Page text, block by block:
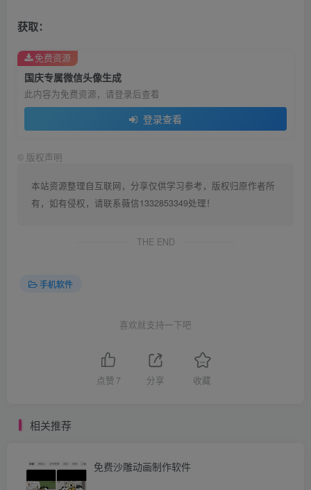
获取：
国庆专属微信头像生成
此内容为免费资源，请登录后查看
登录查看
免费资源
© 版权声明
本站资源整理自互联网，分享仅供学习参考，版权归原作者所
有，如有侵权，请联系薇信1332853349处理！
THE END
手机软件
喜欢就支持一下吧
点赞 7 分享 收藏
相关推荐
免费沙雕动画制作软件